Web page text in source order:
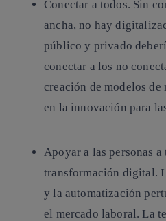
Conectar a todos. Sin
ancha, no hay
público y privado
conectar a los no
creación de modelos
en la innovación para
Apoyar a las personas a
transformación digital.
y la automatización
el mercado laboral. La